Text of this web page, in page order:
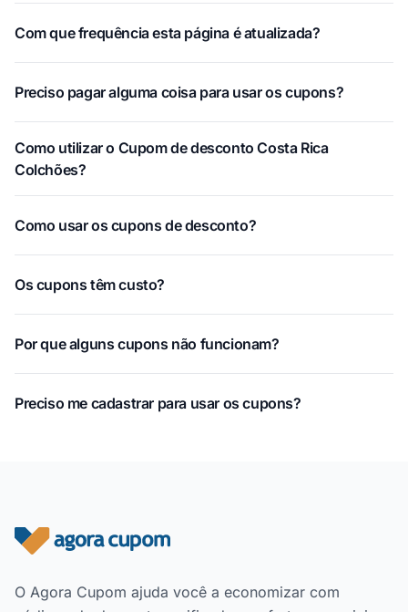
Com que frequência esta página é atualizada?
Preciso pagar alguma coisa para usar os cupons?
Como utilizar o Cupom de desconto Costa Rica
Colchões?
Como usar os cupons de desconto?
Os cupons têm custo?
Por que alguns cupons não funcionam?
Preciso me cadastrar para usar os cupons?
Rodapé do site
O Agora Cupom ajuda você a economizar com